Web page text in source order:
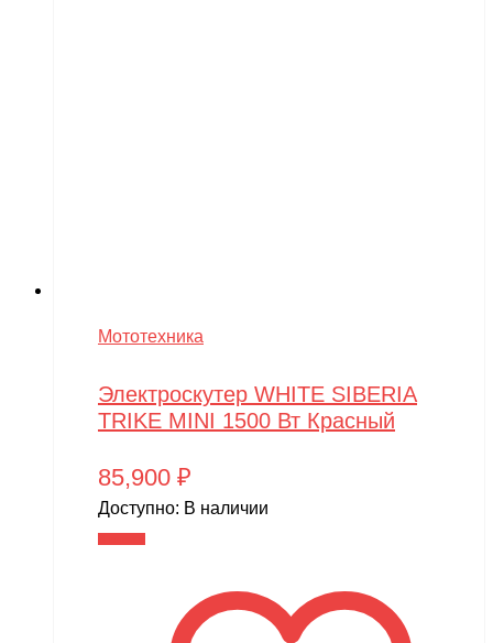
Мототехника
Электроскутер WHITE SIBERIA
TRIKE MINI 1500 Вт Красный
85,900 ₽
Доступно: В наличии